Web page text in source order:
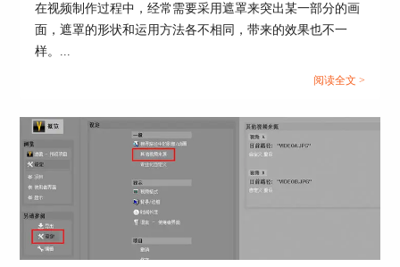
频的速度减慢，可以把速度调整为“-2”，也就是0.5
倍速，这样更容易看清视频里的武术动作。
设置完成之后可以很明显地看到武术动作变慢了，
这样就更方便观看者进行学习了。如果还有其他动
慢动作即可。
视频编辑完成后就可以导出了，在界面的左上角
有“开始导出”按钮，同时在视频窗口的右下方也有
一个蓝色的小按钮，也可以进行导出的操作，自由
选择即可。
在视频制作过程中，经常需要采用遮罩来突出某一部分的画
面，遮罩的形状和运用方法各不相同，带来的效果也不一
样。...
阅读全文 >